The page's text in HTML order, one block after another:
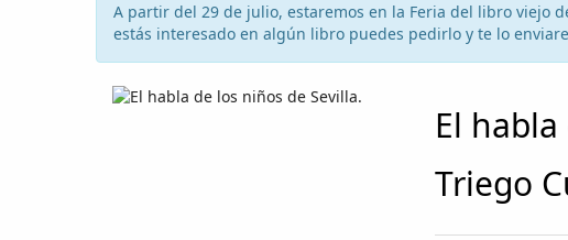
A partir del 29 de julio, estaremos en la Feria del libro viejo
estás interesado en algún libro puedes pedirlo y te lo
El
Triego